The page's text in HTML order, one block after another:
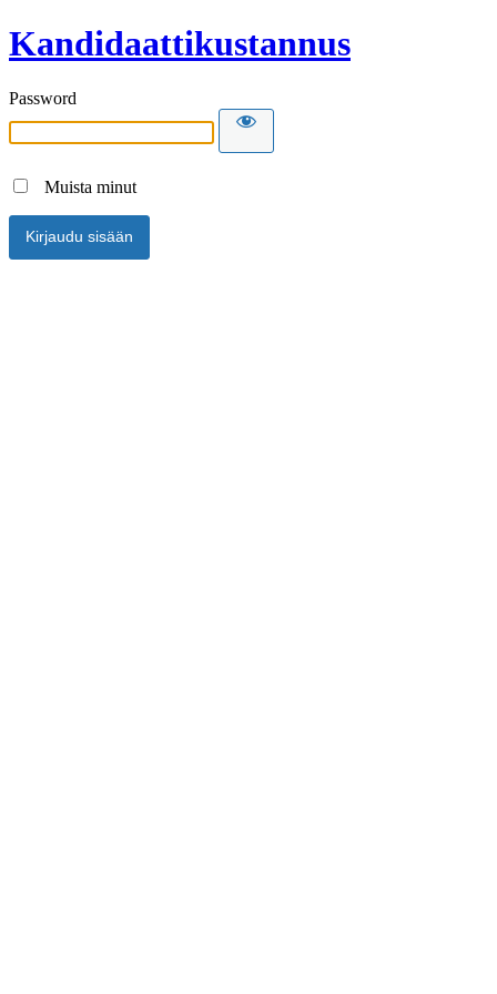
Kandidaattikustannus
Password
Muista minut